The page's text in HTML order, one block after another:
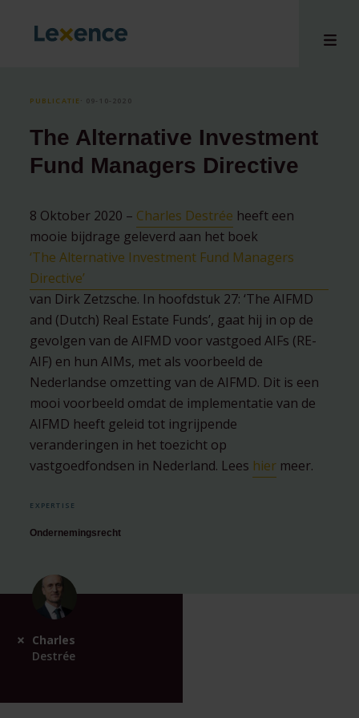
bij
PUBLICATIE⸱ 09-10-2020
The Alternative Investment
Fund Managers Directive
8 Oktober 2020 – Charles Destrée heeft een
mooie bijdrage geleverd aan het boek
‘The Alternative Investment Fund Managers
Directive’
van Dirk Zetzsche. In hoofdstuk 27: ‘The AIFMD
and (Dutch) Real Estate Funds’, gaat hij in op de
gevolgen van de AIFMD voor vastgoed AIFs (RE-
AIF) en hun AIMs, met als voorbeeld de
Nederlandse omzetting van de AIFMD. Dit is een
mooi voorbeeld omdat de implementatie van de
AIFMD heeft geleid tot ingrijpende
veranderingen in het toezicht op
vastgoedfondsen in Nederland. Lees hier meer.
EXPERTISE
Ondernemingsrecht
Charles
Destrée